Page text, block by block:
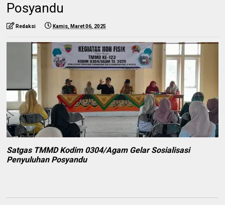
Posyandu
Redaksi Kamis, Maret 06, 2025
Satgas TMMD Kodim 0304/Agam Gelar Sosialisasi
Penyuluhan Posyandu